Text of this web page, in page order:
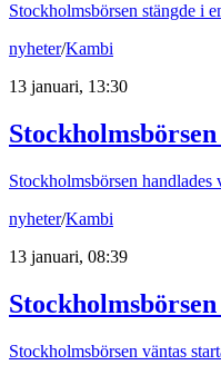
Stockholmsbörsen stängde i
nyheter/Kambi
13 januari, 13:30
Stockholmsbörsen
nyheter/Kambi
13 januari, 08:39
Stockholmsbörsen väntas